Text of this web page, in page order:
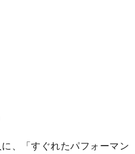
、「すぐれたパフォーマン